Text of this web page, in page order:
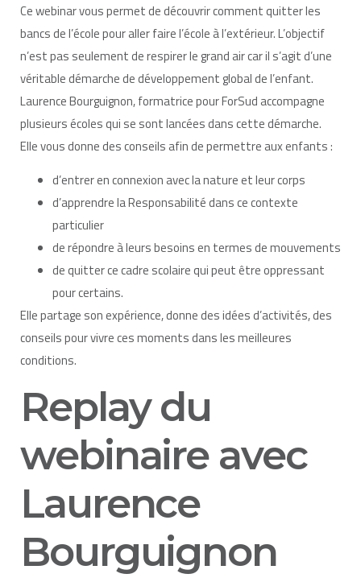
Ce webinar vous permet de découvrir comment quitter les
bancs de l’école pour aller faire l’école à l’extérieur. L’objectif
n’est pas seulement de respirer le grand air car il s’agit d’une
véritable démarche de développement global de l’enfant.
Laurence Bourguignon, formatrice pour ForSud accompagne
plusieurs écoles qui se sont lancées dans cette démarche.
Elle vous donne des conseils afin de permettre aux enfants :
d’entrer en connexion avec la nature et leur corps
d’apprendre la Responsabilité dans ce contexte
particulier
de répondre à leurs besoins en termes de mouvements
de quitter ce cadre scolaire qui peut être oppressant
pour certains.
Elle partage son expérience, donne des idées d’activités, des
conseils pour vivre ces moments dans les meilleures
conditions.
Replay du
webinaire avec
Laurence
Bourguignon